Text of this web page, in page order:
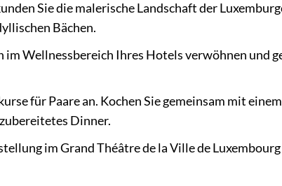
Sie die malerische Landschaft der
Bächen.
im Wellnessbereich Ihres Hotels verwöhnen und
für Paare an. Kochen Sie gemeinsam mit
Dinner.
im Grand Théâtre de la Ville de